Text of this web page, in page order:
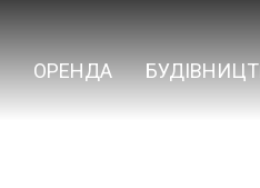
ОРЕНДА